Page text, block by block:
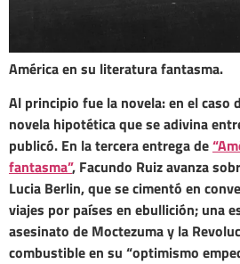
América en su literatura fantasma.
Al principio fue la novela: en el caso
novela hipotética que se adivina
publicó. En la tercera entrega de
fantasma”, Facundo Ruiz avanza
Lucia Berlin, que se cimentó en
viajes por países en ebullición; una
asesinato de Moctezuma y la
combustible en su “optimismo